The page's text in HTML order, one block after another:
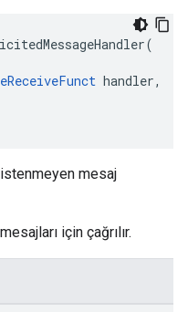
handler,
istenmeyen mesaj
için çağrılır.